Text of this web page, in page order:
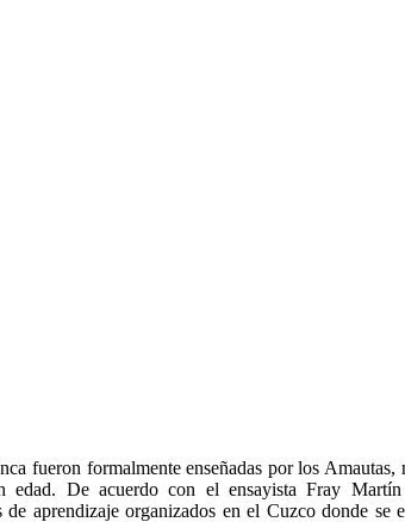
fueron formalmente enseñadas por los
edad. De acuerdo con el ensayista Fray
aprendizaje organizados en el Cuzco donde se